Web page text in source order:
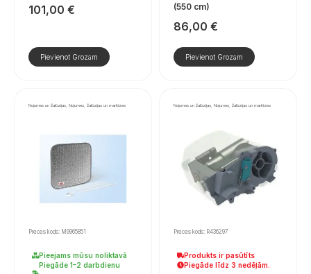
101,00 €
Pievienot Grozam
(550 cm)
86,00 €
Pievienot Grozam
Nojumes un žalūzijas, Nojumes, žalūzijas un markīzes
Preces kods: M9965851
Pieejams mūsu noliktavā
Piegāde 1–2 darbdienu
Nojumes un žalūzijas, Nojumes, žalūzijas un markīzes
Preces kods: R436297
Produkts ir pasūtīts
Piegāde līdz 3 nedēļām.